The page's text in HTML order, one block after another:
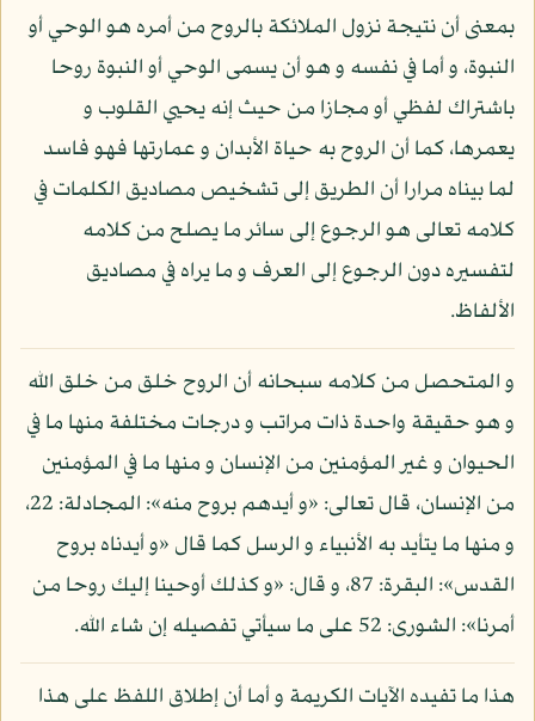
بمعنى أن نتيجة نزول الملائكة بالروح من أمره هو الوحي أو
النبوة، و أما في نفسه و هو أن يسمى الوحي أو النبوة روحا
باشتراك لفظي أو مجازا من حيث إنه يحيي القلوب و
يعمرها، كما أن الروح به حياة الأبدان و عمارتها فهو فاسد
لما بيناه مرارا أن الطريق إلى تشخيص مصاديق الكلمات في
كلامه تعالى هو الرجوع إلى سائر ما يصلح من كلامه
لتفسيره دون الرجوع إلى العرف و ما يراه في مصاديق
الألفاظ.
و المتحصل من كلامه سبحانه أن الروح خلق من خلق الله
و هو حقيقة واحدة ذات مراتب و درجات مختلفة منها ما في
الحيوان و غير المؤمنين من الإنسان و منها ما في المؤمنين
من الإنسان، قال تعالى: «و أيدهم بروح منه»: المجادلة: 22،
و منها ما يتأيد به الأنبياء و الرسل كما قال «و أيدناه بروح
القدس»: البقرة: 87، و قال: «و كذلك أوحينا إليك روحا من
أمرنا»: الشورى: 52 على ما سيأتي تفصيله إن شاء الله.
هذا ما تفيده الآيات الكريمة و أما أن إطلاق اللفظ على هذا